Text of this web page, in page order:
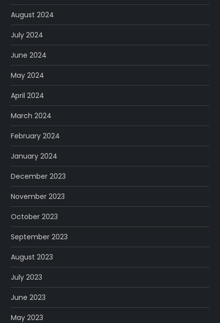
August 2024
July 2024
June 2024
May 2024
April 2024
March 2024
February 2024
January 2024
December 2023
November 2023
October 2023
September 2023
August 2023
July 2023
June 2023
May 2023